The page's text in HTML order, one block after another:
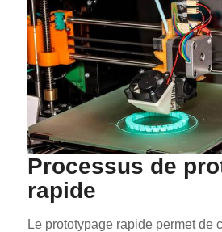
Processus de
rapide
Le prototypage rapide permet de